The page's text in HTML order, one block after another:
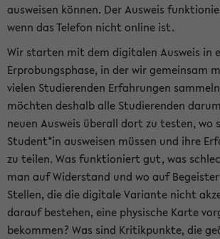
ausweisen können. Der Ausweis
wenn das Telefon nicht online ist.
Wir starten mit dem digitalen Ausweis in
Erprobungsphase, in der wir gemeinsam
vielen Studierenden Erfahrungen
möchten deshalb alle Studierenden
neuen Ausweis überall dort zu testen, wo
Student*in ausweisen müssen und ihre
zu teilen. Was funktioniert gut, was
man auf Widerstand und wo auf
Stellen, die die digitale Variante nicht
darauf bestehen, eine physische Karte
bekommen? Was sind Kritikpunkte, die